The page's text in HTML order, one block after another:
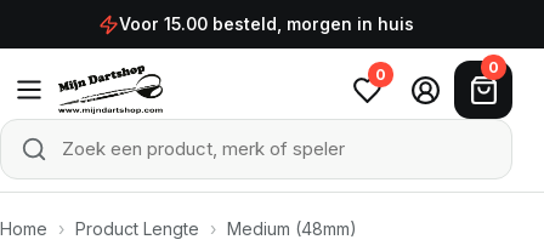
Ga naar de inhoudVoor 15.00 besteld, morgen in huis
Zoek een product, merk of speler
Zoeken
0 0
Home › Product Lengte › Medium (48mm)